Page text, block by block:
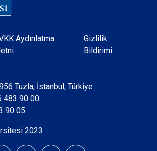
Aydınlatma
Gizlilik
Bildirimi
Tuzla, İstanbul, Türkiye
483 90 00
90 05
2023